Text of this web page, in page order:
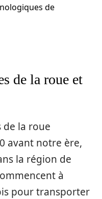
de
de la roue et
de la roue
avant notre ère,
la région de
à
pour transporter